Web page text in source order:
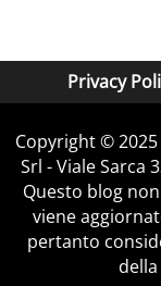
Privacy
Copyright ©
Srl - Viale Sarca
Questo blog
viene
pertanto
della